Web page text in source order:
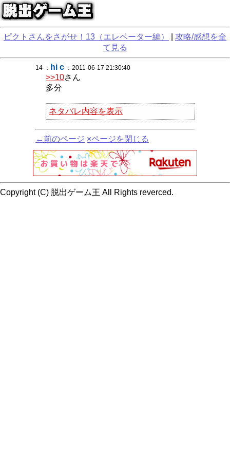
ピクトさんをさがせ！13（エレベーター編）
攻略/感想を全
て見る
14 ： hi c ：2011-06-17 21:30:40
>>10さん
多分
ネタバレ内容を表示
←前のページ ×ページを閉じる
Copyright (C) 脱出ゲーム王 All Rights reverced.